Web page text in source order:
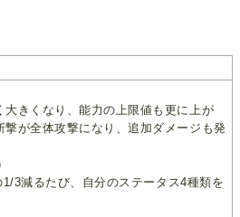
大きくなり、能力の上限値も更に上が
撃が全体攻撃になり、追加ダメージも発
3減るたび、自分のステータス4種類を